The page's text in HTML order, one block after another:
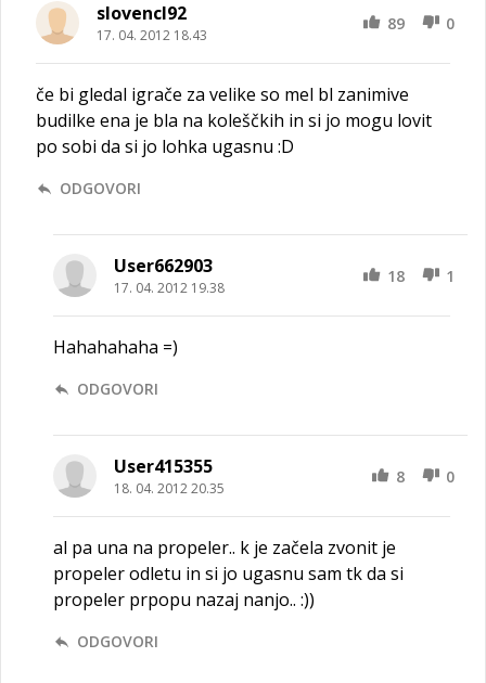
slovencl92
17. 04. 2012 18.43
89 0
če bi gledal igrače za velike so mel bl zanimive
budilke ena je bla na koleščkih in si jo mogu lovit
po sobi da si jo lohka ugasnu :D
ODGOVORI
User662903
17. 04. 2012 19.38
18 1
Hahahahaha =)
ODGOVORI
User415355
18. 04. 2012 20.35
8 0
al pa una na propeler.. k je začela zvonit je
propeler odletu in si jo ugasnu sam tk da si
propeler prpopu nazaj nanjo.. :))
ODGOVORI